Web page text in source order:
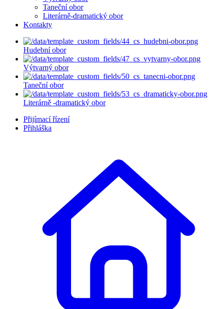
Taneční obor
Literárně-dramatický obor
Kontakty
Hudební obor
Výtvarný obor
Taneční obor
Literárně -dramatický obor
Přijímací řízení
Přihláška